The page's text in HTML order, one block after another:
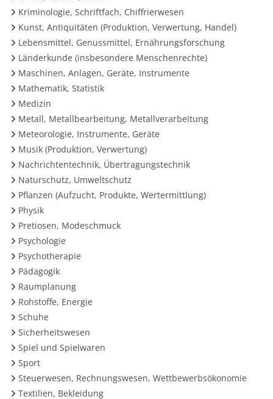
Kriminologie, Schriftfach, Chiffrierwesen
Kunst, Antiquitäten (Produktion, Verwertung, Handel)
Lebensmittel, Genussmittel, Ernährungsforschung
Länderkunde (insbesondere Menschenrechte)
Maschinen, Anlagen, Geräte, Instrumente
Mathematik, Statistik
Medizin
Metall, Metallbearbeitung, Metallverarbeitung
Meteorologie, Instrumente, Geräte
Musik (Produktion, Verwertung)
Nachrichtentechnik, Übertragungstechnik
Naturschutz, Umweltschutz
Pflanzen (Aufzucht, Produkte, Wertermittlung)
Physik
Pretiosen, Modeschmuck
Psychologie
Psychotherapie
Pädagogik
Raumplanung
Rohstoffe, Energie
Schuhe
Sicherheitswesen
Spiel und Spielwaren
Sport
Steuerwesen, Rechnungswesen, Wettbewerbsökonomie
Textilien, Bekleidung